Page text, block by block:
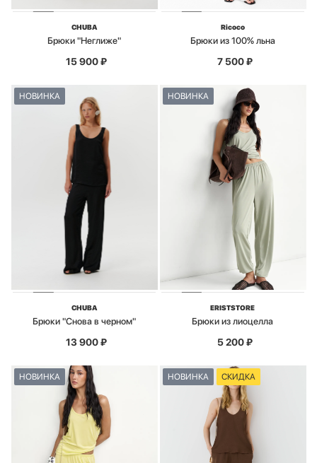
CHUBA
Брюки "Неглиже"
15 900₽
Ricoco
Брюки из 100% льна
7 500₽
НОВИНКА
CHUBA
Брюки "Снова в черном"
13 900₽
НОВИНКА
ERISTSTORE
Брюки из лиоцелла
5 200₽
НОВИНКА НОВИНКА СКИДКА